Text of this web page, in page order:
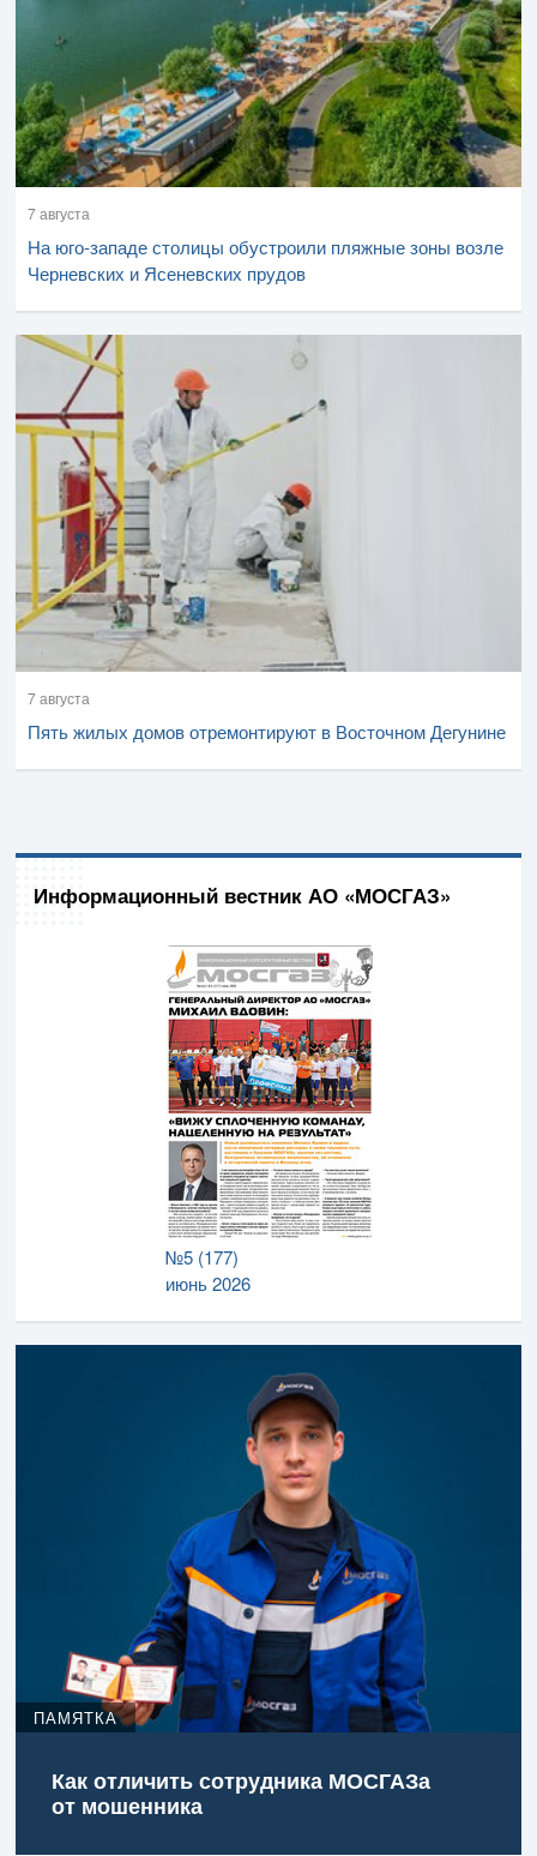
7 августа
На юго-западе столицы обустроили пляжные зоны возле
Черневских и Ясеневских прудов
7 августа
Пять жилых домов отремонтируют в Восточном Дегунине
Информационный вестник АО «МОСГАЗ»
№5 (177)
июнь 2026
ПАМЯТКА
Как отличить сотрудника МОСГАЗа
от мошенника